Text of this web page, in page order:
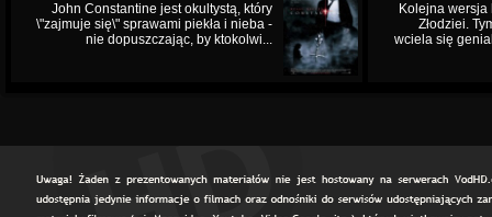
John Constantine jest okultystą, który
\"zajmuje się\" sprawami piekła i nieba -
nie dopuszczając, by ktokolwi...
Kolejna wersja
Złodziei.
wciela się